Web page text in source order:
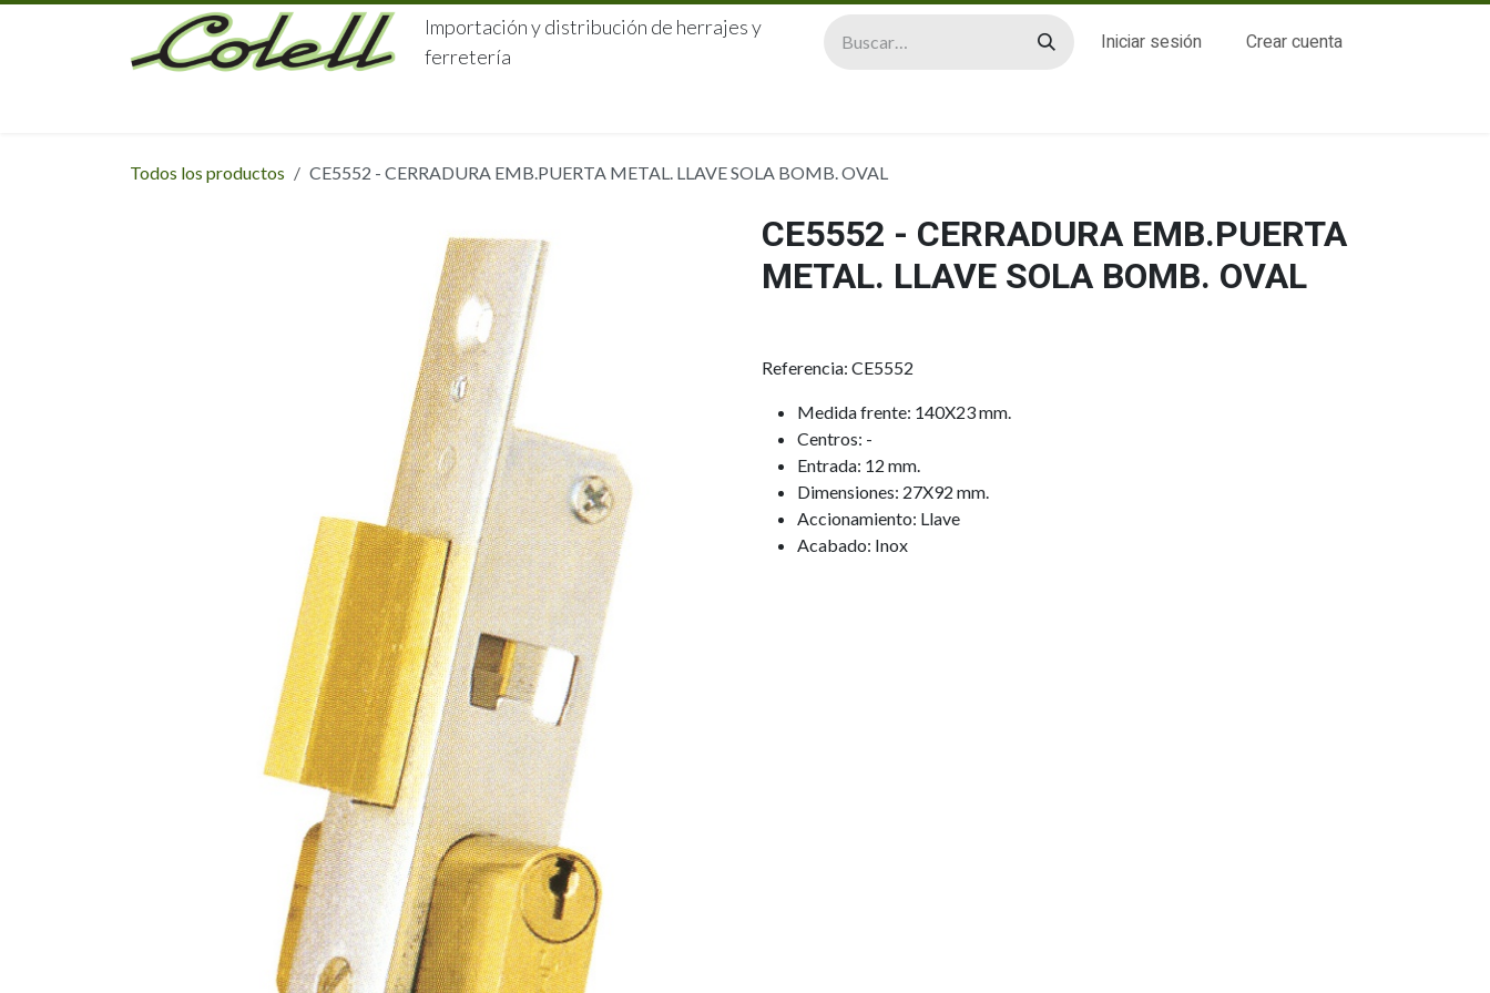
Ir al contenido
Importación y distribución de herrajes y
ferretería
Iniciar sesión Crear cuenta
Todos los productos CE5552 - CERRADURA EMB.PUERTA METAL. LLAVE SOLA BOMB. OVAL
CE5552 - CERRADURA EMB.PUERTA
METAL. LLAVE SOLA BOMB. OVAL
Referencia: CE5552
Medida frente: 140X23 mm.
Centros: -
Entrada: 12 mm.
Dimensiones: 27X92 mm.
Accionamiento: Llave
Acabado: Inox